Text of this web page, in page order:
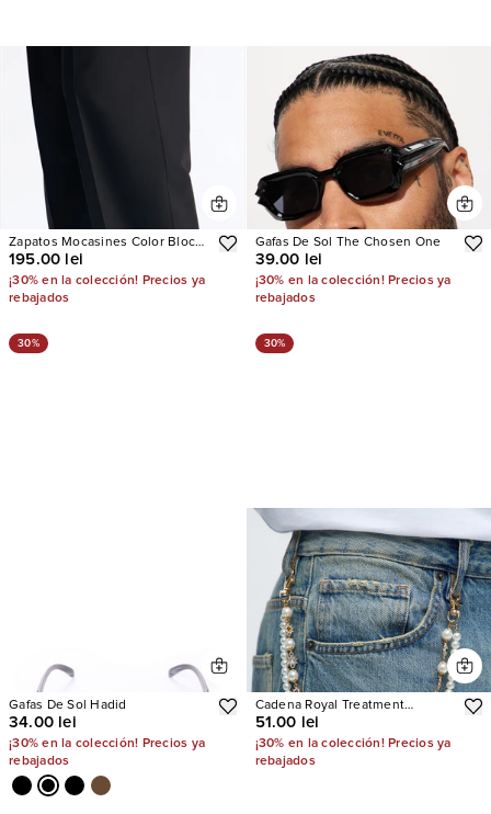
Zapatos Mocasines Color Block
Slip On
195.00 lei
¡30% en la colección! Precios ya
rebajados
Gafas De Sol The Chosen One
39.00 lei
¡30% en la colección! Precios ya
rebajados
30%
Gafas De Sol Hadid
34.00 lei
¡30% en la colección! Precios ya
rebajados
30%
Cadena Royal Treatment
Layered Pant
51.00 lei
¡30% en la colección! Precios ya
rebajados